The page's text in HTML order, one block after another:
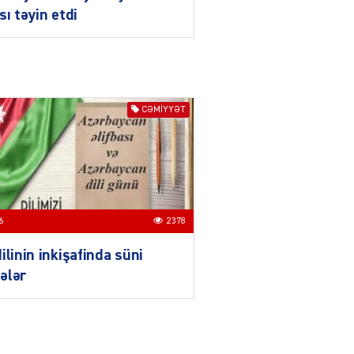
daha da möhkəmlənir
Qırğızıstana dövlət səfəri
münasibətlərdə yeni tarixi
mərhələ kimi dəyərləndirilir
03.08.2026 7734
Azərbaycan-Qırğızıstan
tərəfdaşlığa və yüksək
etimada söykənən
təyin etdi
CƏMIYYƏT
2378
inkişafinda süni